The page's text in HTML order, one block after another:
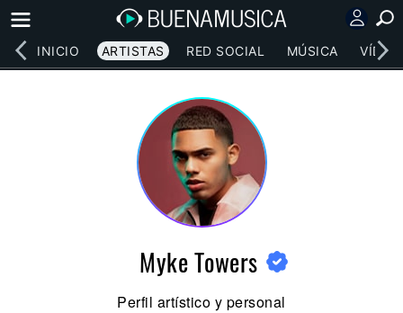
INICIO ARTISTAS RED SOCIAL MÚSICA
Myke Towers
Perfil artístico y personal